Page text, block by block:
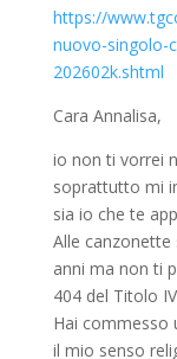
https://
nuovo-singolo-
202602k.shtml
Cara Annalisa,
io non ti vorrei
soprattutto mi
sia io che te
Alle
anni ma non ti
404 del Titolo
Hai commesso
il mio senso